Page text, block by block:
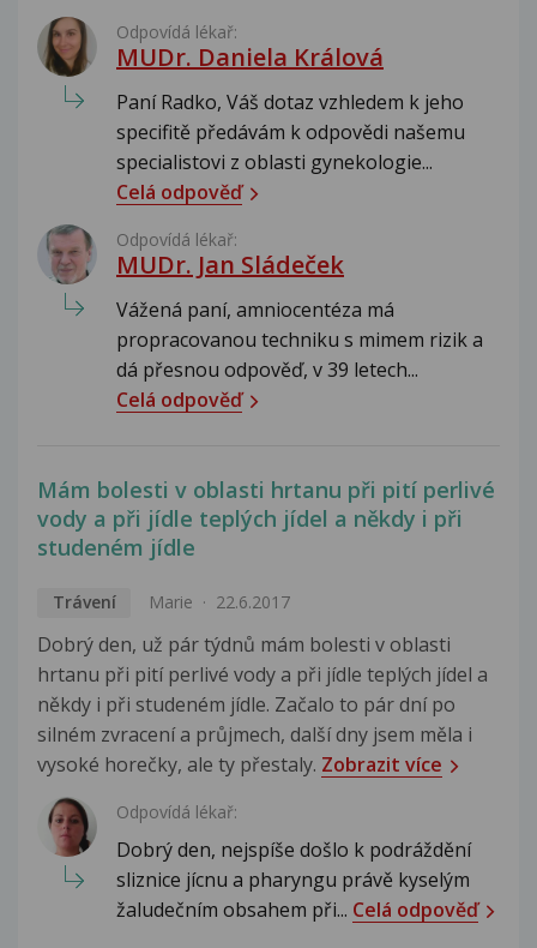
Odpovídá lékař:
MUDr. Daniela Králová
Paní Radko, Váš dotaz vzhledem k jeho
specifitě předávám k odpovědi našemu
specialistovi z oblasti gynekologie...
Celá odpověď
Odpovídá lékař:
MUDr. Jan Sládeček
Vážená paní, amniocentéza má
propracovanou techniku s mimem rizik a
dá přesnou odpověď, v 39 letech...
Celá odpověď
Mám bolesti v oblasti hrtanu při pití perlivé
vody a při jídle teplých jídel a někdy i při
studeném jídle
Trávení Marie 22.6.2017
Dobrý den, už pár týdnů mám bolesti v oblasti
hrtanu při pití perlivé vody a při jídle teplých jídel a
někdy i při studeném jídle. Začalo to pár dní po
silném zvracení a průjmech, další dny jsem měla i
vysoké horečky, ale ty přestaly. Zobrazit více
Odpovídá lékař:
Dobrý den, nejspíše došlo k podráždění
sliznice jícnu a pharyngu právě kyselým
žaludečním obsahem při... Celá odpověď